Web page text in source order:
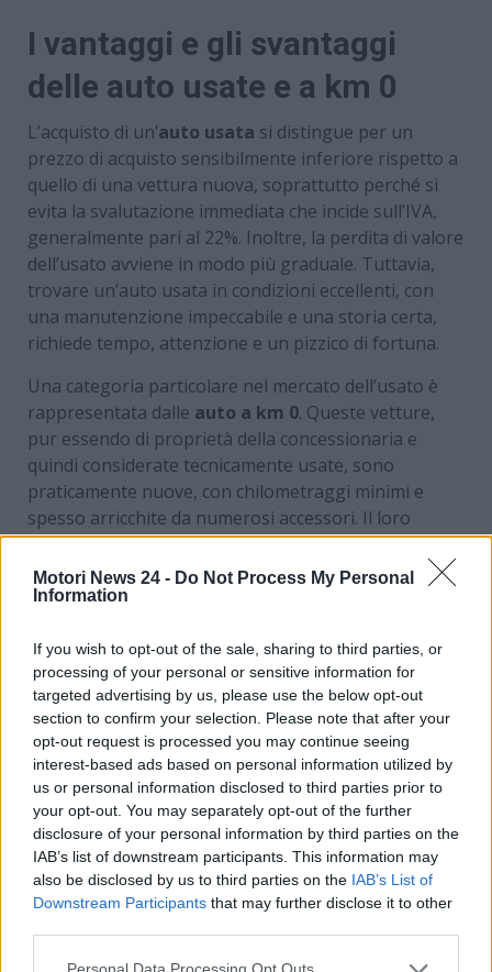
Motori News 24 - Do Not Process My Personal
Information
If you wish to opt-out of the sale, sharing to third parties, or
processing of your personal or sensitive information for
targeted advertising by us, please use the below opt-out
section to confirm your selection. Please note that after your
opt-out request is processed you may continue seeing
interest-based ads based on personal information utilized by
us or personal information disclosed to third parties prior to
your opt-out. You may separately opt-out of the further
disclosure of your personal information by third parties on the
IAB’s list of downstream participants. This information may
also be disclosed by us to third parties on the IAB’s List of
Downstream Participants that may further disclose it to other
I vantaggi e gli svantaggi
delle auto usate e a km 0
L’acquisto di un’auto usata si distingue per un
prezzo di acquisto sensibilmente inferiore rispetto a
quello di una vettura nuova, soprattutto perché si
evita la svalutazione immediata che incide sull’IVA,
generalmente pari al 22%. Inoltre, la perdita di valore
dell’usato avviene in modo più graduale. Tuttavia,
trovare un’auto usata in condizioni eccellenti, con
una manutenzione impeccabile e una storia certa,
richiede tempo, attenzione e un pizzico di fortuna.
Una categoria particolare nel mercato dell’usato è
rappresentata dalle auto a km 0. Queste vetture,
pur essendo di proprietà della concessionaria e
quindi considerate tecnicamente usate, sono
praticamente nuove, con chilometraggi minimi e
spesso arricchite da numerosi accessori. Il loro
prezzo è inferiore rispetto a quello di un’auto nuova
di fabbrica, rappresentando un buon compromesso
tra costo e affidabilità.